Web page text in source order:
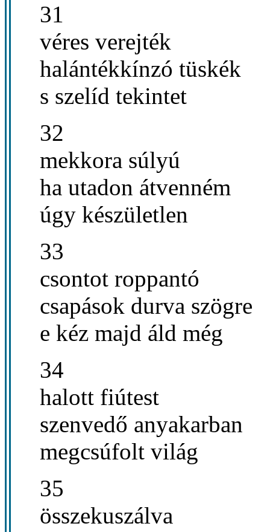
31
véres verejték
halántékkínzó tüskék
s szelíd tekintet
32
mekkora súlyú
ha utadon átvenném
úgy készületlen
33
csontot roppantó
csapások durva szögre
e kéz majd áld még
34
halott fiútest
szenvedő anyakarban
megcsúfolt világ
35
összekuszálva